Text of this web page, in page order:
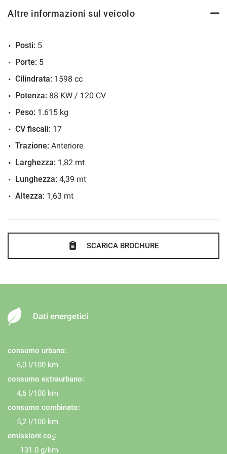
*ANNUNCIO IN AGGIORNAMENTO*
n.b: auto attualmente in fase di ripristino, le condizioni
esterne possono differire in una condizione migliorativa al
momento della consegna, contattaci in attesa
dell’aggiornamento grafico per avere in anteprima le foto
della vettura.
ESP
Filtro antiparticolato
Immobilizzatore elettronico
Park Distance Control
Sedile posteriore sdoppiato
Servosterzo
Specchietti laterali elettrici
Altre informazioni sul veicolo
Posti: 5
Porte: 5
Cilindrata: 1598 cc
Potenza: 88 KW / 120 CV
Peso: 1.615 kg
CV fiscali: 17
Trazione: Anteriore
Larghezza: 1,82 mt
Lunghezza: 4,39 mt
Altezza: 1,63 mt
SCARICA BROCHURE
Dati energetici
consumo urbano:
6,0 l/100 km
consumo extraurbano:
4,6 l/100 km
consumo combinato:
5,2 l/100 km
emissioni co2:
131.0 g/km